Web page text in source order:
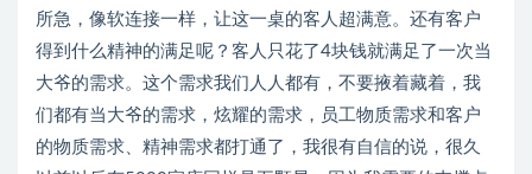
所急，像软连接一样，让这一桌的客人超满意。还有客户
得到什么精神的满足呢？客人只花了4块钱就满足了一次当
大爷的需求。这个需求我们人人都有，不要掖着藏着，我
们都有当大爷的需求，炫耀的需求，员工物质需求和客户
的物质需求、精神需求都打通了，我很有自信的说，很久